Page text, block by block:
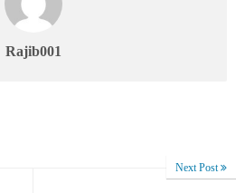
Rajib001
Next Post